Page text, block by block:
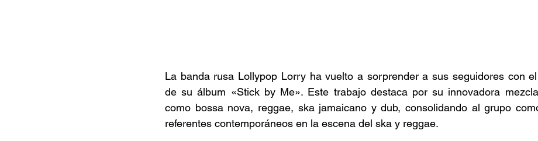
La banda rusa Lollypop Lorry ha vuelto a sorprender a sus seguidores con
de su álbum «Stick by Me». Este trabajo destaca por su innovadora
como bossa nova, reggae, ska jamaicano y dub, consolidando al grupo
referentes contemporáneos en la escena del ska y reggae.